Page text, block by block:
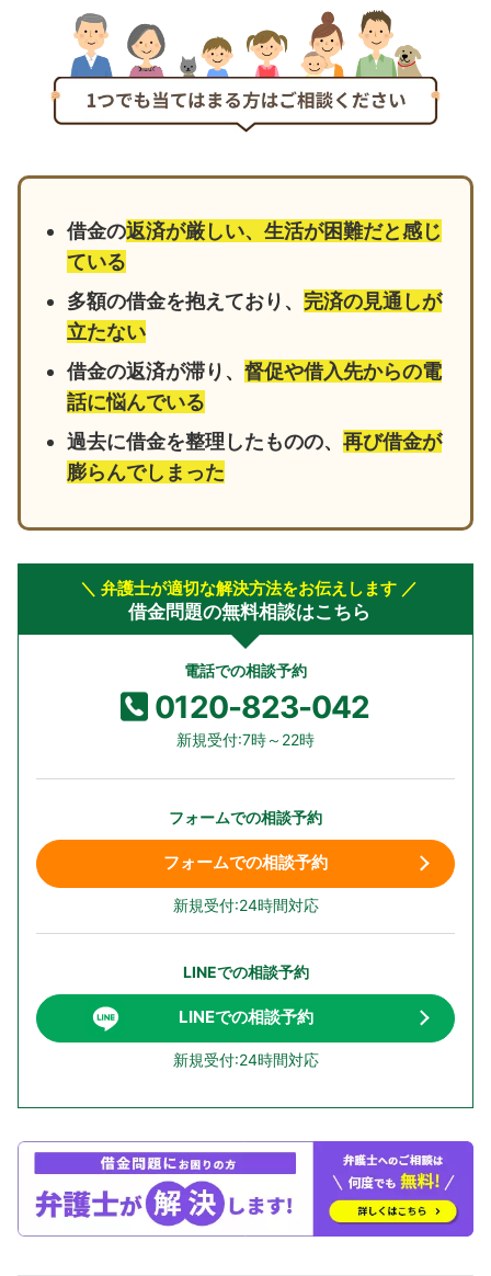
借金の返済が厳しい、生活が困難だと感じ
ている
多額の借金を抱えており、 完済の見通しが
立たない
借金の返済が滞り、 督促や借入先からの電
話に悩んでいる
過去に借金を整理したものの、 再び借金が
膨らんでしまった
＼ 弁護士が適切な解決方法をお伝えします ／
借金問題の無料相談はこちら
電話での相談予約
0120-823-042
新規受付:7時～22時
フォームでの相談予約
フォームでの相談予約
新規受付:24時間対応
LINEでの相談予約
LINEでの相談予約
新規受付:24時間対応